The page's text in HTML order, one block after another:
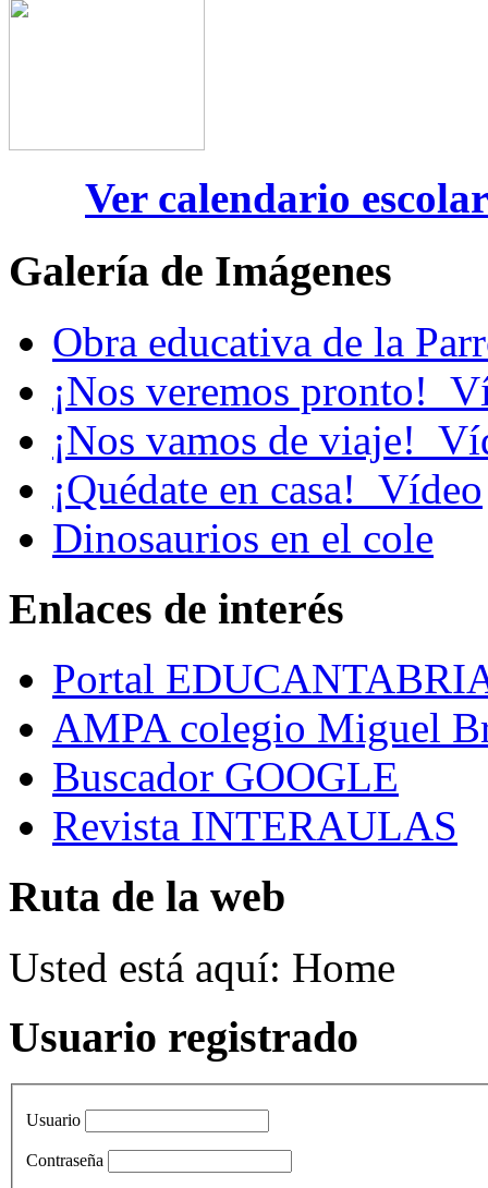
Ver calendario escolar
Galería de Imágenes
Obra educativa de la
¡Nos veremos
¡Nos vamos de
¡Quédate en casa!_Vídeo
Dinosaurios en el cole
Enlaces de interés
Portal
AMPA colegio Miguel
Buscador GOOGLE
Revista INTERAULAS
Ruta de la web
Usted está aquí: Home
Usuario registrado
Usuario
Contraseña